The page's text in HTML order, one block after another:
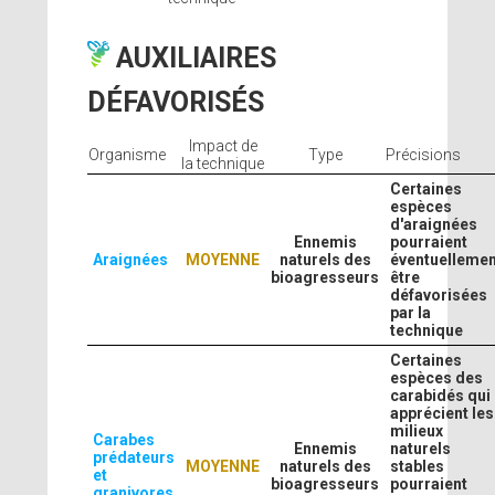
AUXILIAIRES
DÉFAVORISÉS
Organisme
Impact de
la technique
Type Précisions
Araignées MOYENNE
Ennemis
naturels des
bioagresseurs
Certaines
espèces
d'araignées
pourraient
être
défavorisées
par la
technique
Carabes
prédateurs
et
MOYENNE
Ennemis
naturels des
bioagresseurs
Certaines
espèces des
carabidés qui
apprécient les
milieux
naturels
stables
pourraient